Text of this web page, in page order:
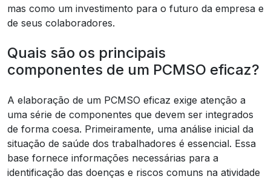
mas como um investimento para o futuro da empresa e
de seus colaboradores.
Quais são os principais
componentes de um PCMSO eficaz?
A elaboração de um PCMSO eficaz exige atenção a
uma série de componentes que devem ser integrados
de forma coesa. Primeiramente, uma análise inicial da
situação de saúde dos trabalhadores é essencial. Essa
base fornece informações necessárias para a
identificação das doenças e riscos comuns na atividade